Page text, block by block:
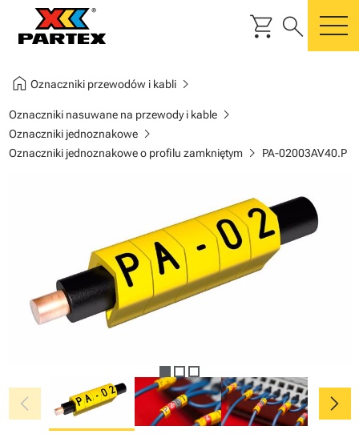
shopping_cart search
home Oznaczniki przewodów i kablichevron_right
Oznaczniki nasuwane na przewody i kablechevron_right
Oznaczniki jednoznakowechevron_right
Oznaczniki jednoznakowe o profilu zamkniętym chevron_right PA-02003AV40.P
chevron_left chevron_right